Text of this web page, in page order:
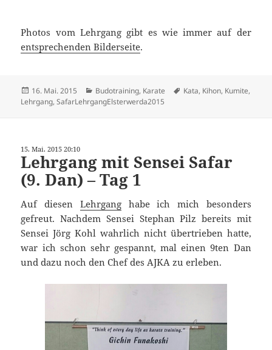
Photos vom Lehrgang gibt es wie immer auf der
entsprechenden Bilderseite.
Veröffentlicht
am
16. Mai. 2015 Kategorien
Budotraining, Karate Schlagwörter
Kata, Kihon, Kumite,
Lehrgang,SafarLehrgangElsterwerda2015
15. Mai. 2015 20:10
Lehrgang mit Sensei Safar
(9. Dan) – Tag 1
Auf diesen Lehrganghabe ich mich besonders
gefreut. Nachdem Sensei Stephan Pilz bereits mit
Sensei Jörg Kohl wahrlich nicht übertrieben hatte,
war ich schon sehr gespannt, mal einen 9ten Dan
und dazu noch den Chef des AJKA zu erleben.